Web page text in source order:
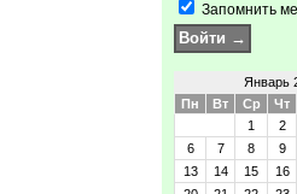
Запомнить
Январь
Пн
Вт Ср Чт
1 2
6
7 8 9
13
14 15 16